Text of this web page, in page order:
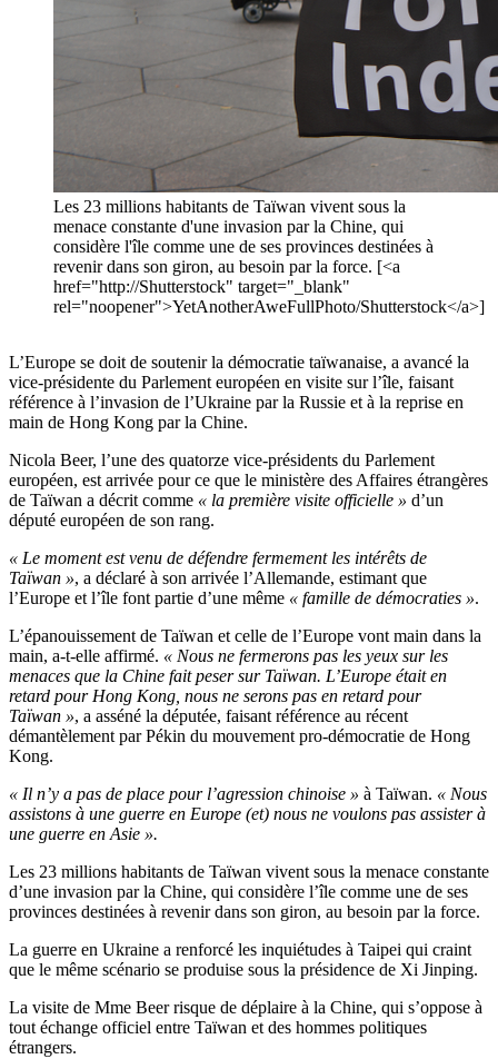
Les 23 millions habitants de Taïwan vivent sous la
menace constante d'une invasion par la Chine, qui
considère l'île comme une de ses provinces destinées à
revenir dans son giron, au besoin par la force. [<a
href="http://Shutterstock" target="_blank"
rel="noopener">YetAnotherAweFullPhoto/Shutterstock</a>]
L’Europe se doit de soutenir la démocratie taïwanaise, a avancé la
vice-présidente du Parlement européen en visite sur l’île, faisant
référence à l’invasion de l’Ukraine par la Russie et à la reprise en
main de Hong Kong par la Chine.
Nicola Beer, l’une des quatorze vice-présidents du Parlement
européen, est arrivée pour ce que le ministère des Affaires étrangères
de Taïwan a décrit comme « la première visite officielle » d’un
député européen de son rang.
« Le moment est venu de défendre fermement les intérêts de
Taïwan », a déclaré à son arrivée l’Allemande, estimant que
l’Europe et l’île font partie d’une même « famille de démocraties ».
L’épanouissement de Taïwan et celle de l’Europe vont main dans la
main, a-t-elle affirmé. « Nous ne fermerons pas les yeux sur les
menaces que la Chine fait peser sur Taïwan. L’Europe était en
retard pour Hong Kong, nous ne serons pas en retard pour
Taïwan », a asséné la députée, faisant référence au récent
démantèlement par Pékin du mouvement pro-démocratie de Hong
Kong.
« Il n’y a pas de place pour l’agression chinoise » à Taïwan. « Nous
assistons à une guerre en Europe (et) nous ne voulons pas assister à
une guerre en Asie ».
Les 23 millions habitants de Taïwan vivent sous la menace constante
d’une invasion par la Chine, qui considère l’île comme une de ses
provinces destinées à revenir dans son giron, au besoin par la force.
La guerre en Ukraine a renforcé les inquiétudes à Taipei qui craint
que le même scénario se produise sous la présidence de Xi Jinping.
La visite de Mme Beer risque de déplaire à la Chine, qui s’oppose à
tout échange officiel entre Taïwan et des hommes politiques
étrangers.